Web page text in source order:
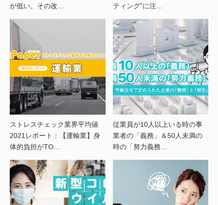
が低い。その改…
ティング”に注…
ストレスチェック業界平均値
2021レポート：【運輸業】身
体的負担がTO…
従業員が10人以上いる時の事
業者の「義務」＆50人未満の
時の「努力義務…